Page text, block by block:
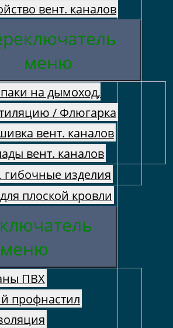
вент. каналов
меню
на дымоход,
/ Флюгарка
вент. каналов
вент. каналов
гибочные изделия
плоской кровли
меню
ПВХ
профнастил